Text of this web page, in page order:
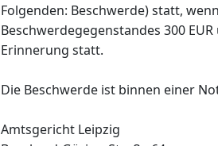
Folgenden: Beschwerde) statt,
Beschwerdegegenstandes 300
Erinnerung statt.
Die Beschwerde ist binnen einer
Amtsgericht Leipzig